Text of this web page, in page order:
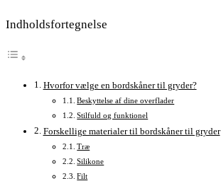
Indholdsfortegnelse
Hvorfor vælge en bordskåner til gryder?
Beskyttelse af dine overflader
Stilfuld og funktionel
Forskellige materialer til bordskåner til gryder
Træ
Silikone
Filt